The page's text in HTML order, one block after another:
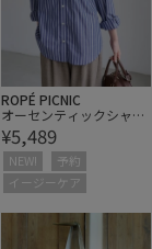
ROPÉ PICNIC
オーセンティックシャ
ツ/UVケア・イージーケ
ア・リンクコーデ
¥5,489
NEW!
予約
イージーケア